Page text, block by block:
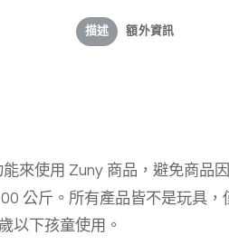
描述 額外資訊
來使用 Zuny 商品，避免商品
公斤。所有產品皆不是玩具
以下孩童使用。